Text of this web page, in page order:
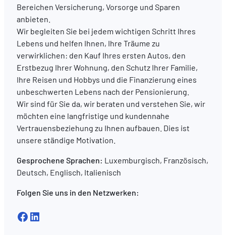
Bereichen Versicherung, Vorsorge und Sparen
anbieten.
Wir begleiten Sie bei jedem wichtigen Schritt Ihres
Lebens und helfen Ihnen, Ihre Träume zu
verwirklichen: den Kauf Ihres ersten Autos, den
Erstbezug Ihrer Wohnung, den Schutz Ihrer Familie,
Ihre Reisen und Hobbys und die Finanzierung eines
unbeschwerten Lebens nach der Pensionierung.
Wir sind für Sie da, wir beraten und verstehen Sie, wir
möchten eine langfristige und kundennahe
Vertrauensbeziehung zu Ihnen aufbauen. Dies ist
unsere ständige Motivation.
Gesprochene Sprachen: Luxemburgisch, Französisch,
Deutsch, Englisch, Italienisch
Folgen Sie uns in den Netzwerken:
Facebook
LinkedIn